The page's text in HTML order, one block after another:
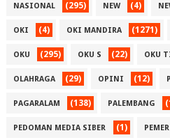
NASIONAL (295) NEW (4)
OKI (4) OKI MANDIRA (1271)
OKU (295) OKU S (22) OKU
OLAHRAGA (29) OPINI (12)
PAGARALAM (138) PALEMBANG
PEDOMAN MEDIA SIBER (1)